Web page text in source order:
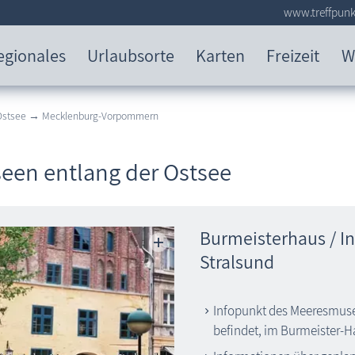
Urlaubsorte Karten Freizeit
→ Mecklenburg-Vorpommern
entlang der Ostsee
Burmeisterhaus /
Stralsund
Infopunkt des
befindet, im Burmeister-